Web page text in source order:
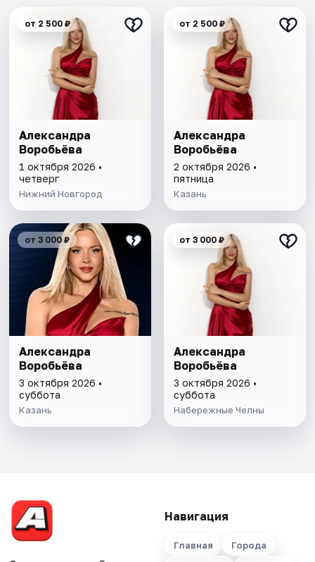
от 2 500 ₽
Александра
Воробьёва
1 октября 2026 •
четверг
Нижний Новгород
от 2 500 ₽
Александра
Воробьёва
2 октября 2026 •
пятница
Казань
от 3 000 ₽
Александра
Воробьёва
3 октября 2026 •
суббота
Казань
от 3 000 ₽
Александра
Воробьёва
3 октября 2026 •
суббота
Набережные Челны
Навигация
Главная
Города